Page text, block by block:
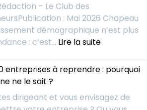
de
demain
se
vend
il
se
– Le Club des
: Mai 2026 Chapeau
démographique n’est plus
: c’est… Lire la suite:
Silver
Economy
un
entreprises à reprendre : pourquoi
ne le sait ?
dirigeant et vous envisagez de